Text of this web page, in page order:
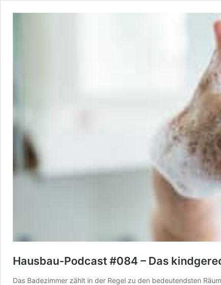
Hausbau-Podcast #084 – Das
Das Badezimmer zählt in der Regel zu den bedeutendsten